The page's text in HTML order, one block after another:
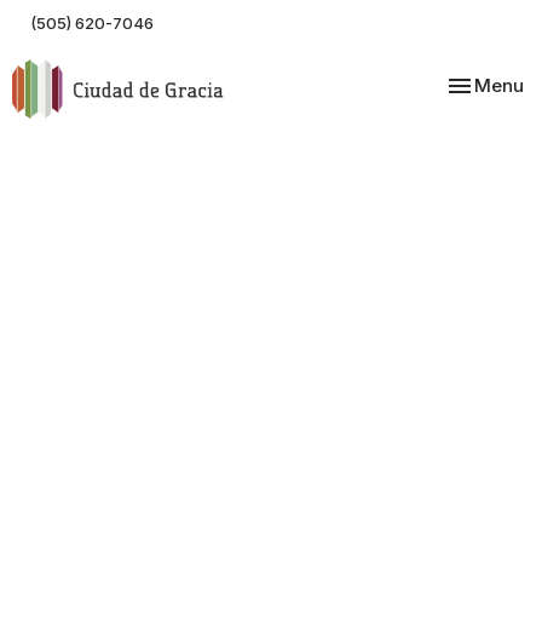
(505) 620-7046
Toggle
Menu